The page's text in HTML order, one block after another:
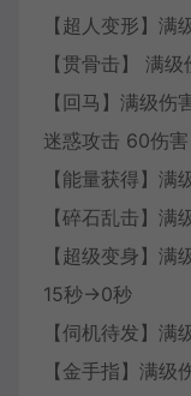
【超人变形】满
【贯骨击】 满
【回马】满级
迷惑攻击 60伤
【能量获得】
【碎石乱击】
【超级变身】
15秒→0秒
【伺机待发】
【金手指】满